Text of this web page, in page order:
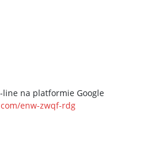
na platformie Google
enw-zwqf-rdg